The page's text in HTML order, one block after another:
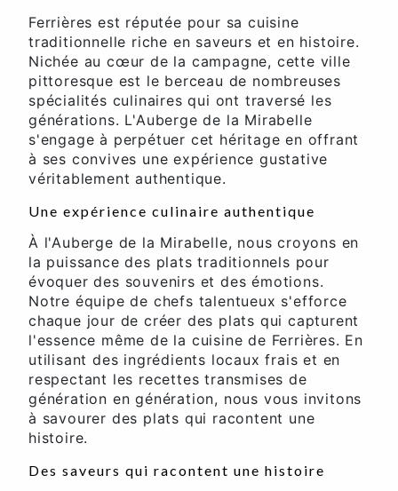
Ferrières est réputée pour sa cuisine
traditionnelle riche en saveurs et en histoire.
Nichée au cœur de la campagne, cette ville
pittoresque est le berceau de nombreuses
spécialités culinaires qui ont traversé les
générations. L'Auberge de la Mirabelle
s'engage à perpétuer cet héritage en offrant
à ses convives une expérience gustative
véritablement authentique.
Une expérience culinaire authentique
À l'Auberge de la Mirabelle, nous croyons en
la puissance des plats traditionnels pour
évoquer des souvenirs et des émotions.
Notre équipe de chefs talentueux s'efforce
chaque jour de créer des plats qui capturent
l'essence même de la cuisine de Ferrières. En
utilisant des ingrédients locaux frais et en
respectant les recettes transmises de
génération en génération, nous vous invitons
à savourer des plats qui racontent une
histoire.
Des saveurs qui racontent une histoire